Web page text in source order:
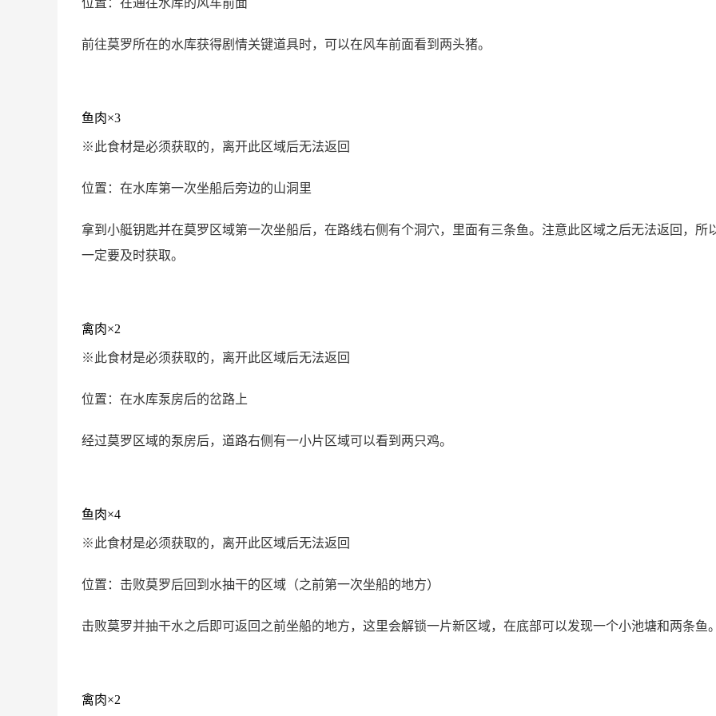
位置：在通往水库的风车前面
前往莫罗所在的水库获得剧情关键道具时，可以在风车前面看到两头猪。
鱼肉×3
※此食材是必须获取的，离开此区域后无法返回
位置：在水库第一次坐船后旁边的山洞里
拿到小艇钥匙并在莫罗区域第一次坐船后，在路线右侧有个洞穴，里面有三条鱼。注意此区域之后无法返回，所
一定要及时获取。
禽肉×2
※此食材是必须获取的，离开此区域后无法返回
位置：在水库泵房后的岔路上
经过莫罗区域的泵房后，道路右侧有一小片区域可以看到两只鸡。
鱼肉×4
※此食材是必须获取的，离开此区域后无法返回
位置：击败莫罗后回到水抽干的区域（之前第一次坐船的地方）
击败莫罗并抽干水之后即可返回之前坐船的地方，这里会解锁一片新区域，在底部可以发现一个小池塘和两条鱼
禽肉×2